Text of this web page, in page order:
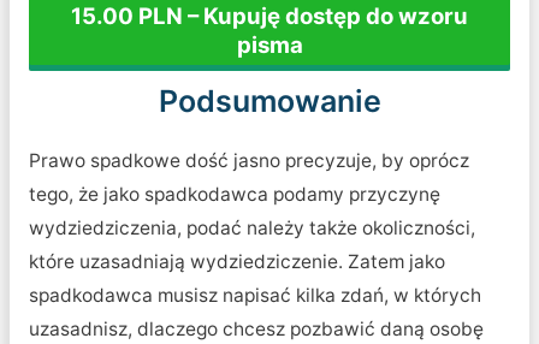
15.00 PLN – Kupuję dostęp do wzoru
pisma
Podsumowanie
Prawo spadkowe dość jasno precyzuje, by oprócz
tego, że jako spadkodawca podamy przyczynę
wydziedziczenia, podać należy także okoliczności,
które uzasadniają wydziedziczenie. Zatem jako
spadkodawca musisz napisać kilka zdań, w których
uzasadnisz, dlaczego chcesz pozbawić daną osobę